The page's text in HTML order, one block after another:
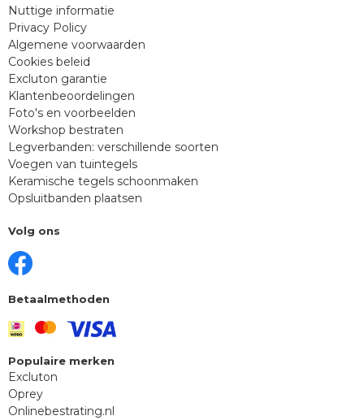
Nuttige informatie
Privacy Policy
Algemene voorwaarden
Cookies beleid
Excluton garantie
Klantenbeoordelingen
Foto's en voorbeelden
Workshop bestraten
Legverbanden: verschillende soorten
Voegen van tuintegels
Keramische tegels schoonmaken
Opsluitbanden plaatsen
Volg ons
Betaalmethoden
Populaire merken
Excluton
Oprey
Onlinebestrating.nl